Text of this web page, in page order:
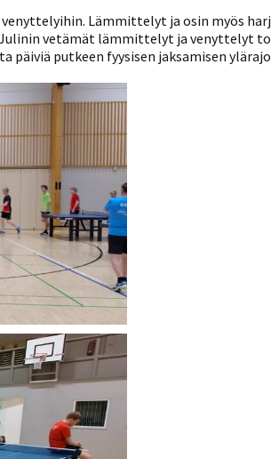
Lämmittelyt ja osin myös
vetämät lämmittelyt ja venyttelyt
päiviä putkeen fyysisen jaksamisen